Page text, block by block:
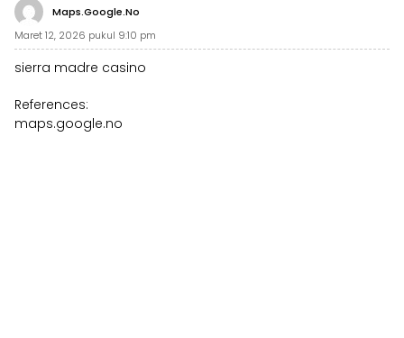
Maps.google.no
Maret 12, 2026 pukul 9:10 pm
sierra madre casino
References:
maps.google.no